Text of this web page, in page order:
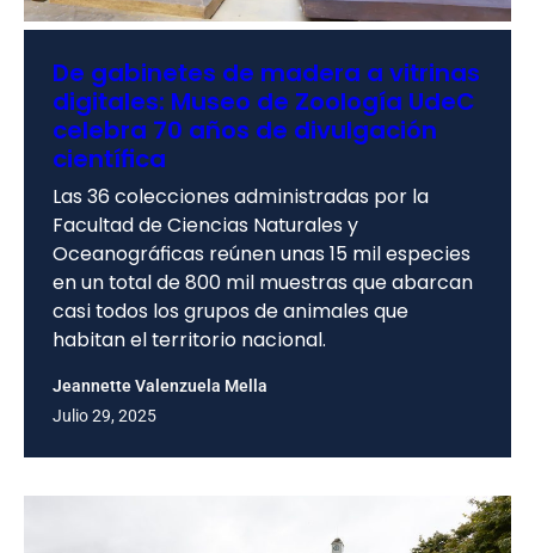
De gabinetes de madera a vitrinas
digitales: Museo de Zoología UdeC
celebra 70 años de divulgación
científica
Las 36 colecciones administradas por la
Facultad de Ciencias Naturales y
Oceanográficas reúnen unas 15 mil especies
en un total de 800 mil muestras que abarcan
casi todos los grupos de animales que
habitan el territorio nacional.
Jeannette Valenzuela Mella
Julio 29, 2025